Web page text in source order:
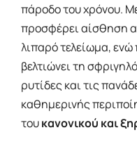
πάροδο του χρόνου.
προσφέρει αίσθηση
λιπαρό τελείωμα,
βελτιώνει τη
ρυτίδες και τις
καθημερινής
τουκανονικού και